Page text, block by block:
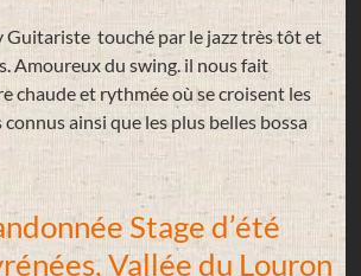
Guitariste touché par le jazz très tôt et
Amoureux du swing. il nous fait
chaude et rythmée où se croisent les
ainsi que les plus belles bossa
Stage d’été
Vallée du Louron